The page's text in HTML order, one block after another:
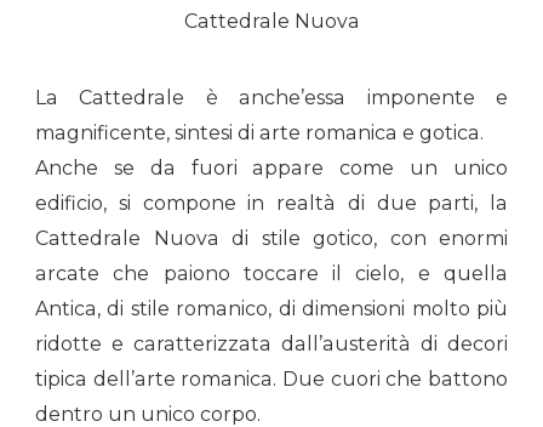
Cattedrale Nuova
La Cattedrale è anche’essa imponente e
magnificente, sintesi di arte romanica e gotica.
Anche se da fuori appare come un unico
edificio, si compone in realtà di due parti, la
Cattedrale Nuova di stile gotico, con enormi
arcate che paiono toccare il cielo, e quella
Antica, di stile romanico, di dimensioni molto più
ridotte e caratterizzata dall’austerità di decori
tipica dell’arte romanica. Due cuori che battono
dentro un unico corpo.